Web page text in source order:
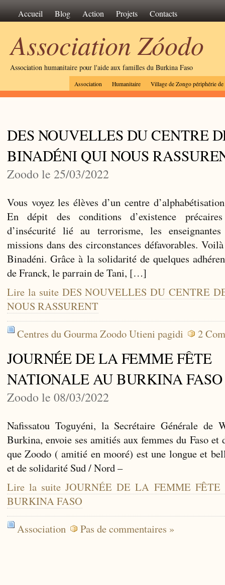
Accueil Blog Action Projets Contacts
Association Zóodo
Association humanitaire pour l'aide aux familles du Burkina Faso
Association Humanitaire Village de Zongo périphérie de
DES NOUVELLES DU CENTRE
BINADÉNI QUI NOUS
Zoodo le 25/03/2022
Vous voyez les élèves d’un centre
En dépit des conditions d’existence
d’insécurité lié au terrorisme, les
missions dans des circonstances défavorables.
Binadéni. Grâce à la solidarité de quelques
de Franck, le parrain de Tani, […]
Lire la suite DES NOUVELLES DU CENTRE
NOUS RASSURENT
Centres du Gourma Zoodo Utieni pagidi
2
JOURNÉE DE LA FEMME FÊTE
NATIONALE AU BURKINA FASO
Zoodo le 08/03/2022
Nafissatou Toguyéni, la Secrétaire Générale de
Burkina, envoie ses amitiés aux femmes du Faso et
que Zoodo ( amitié en mooré) est une longue et
et de solidarité Sud / Nord –
Lire la suite JOURNÉE DE LA FEMME
BURKINA FASO
Association
Pas de commentaires »